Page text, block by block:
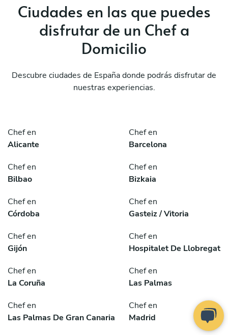
Ciudades en las que puedes
disfrutar de un Chef a
Domicilio
Descubre ciudades de España donde podrás disfrutar de
nuestras experiencias.
Chef en
Alicante
Chef en
Barcelona
Chef en
Bilbao
Chef en
Bizkaia
Chef en
Córdoba
Chef en
Gasteiz / Vitoria
Chef en
Gijón
Chef en
Hospitalet De Llobregat
Chef en
La Coruña
Chef en
Las Palmas
Chef en
Las Palmas De Gran Canaria
Chef en
Madrid